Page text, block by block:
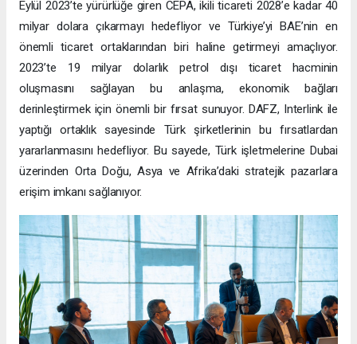
Eylül 2023’te yürürlüğe giren CEPA, ikili ticareti 2028’e kadar 40
milyar dolara çıkarmayı hedefliyor ve Türkiye’yi BAE’nin en
önemli ticaret ortaklarından biri haline getirmeyi amaçlıyor.
2023’te 19 milyar dolarlık petrol dışı ticaret hacminin
oluşmasını sağlayan bu anlaşma, ekonomik bağları
derinleştirmek için önemli bir fırsat sunuyor. DAFZ, Interlink ile
yaptığı ortaklık sayesinde Türk şirketlerinin bu fırsatlardan
yararlanmasını hedefliyor. Bu sayede, Türk işletmelerine Dubai
üzerinden Orta Doğu, Asya ve Afrika’daki stratejik pazarlara
erişim imkanı sağlanıyor.